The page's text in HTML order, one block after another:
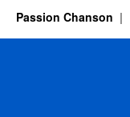
Passion Chanson